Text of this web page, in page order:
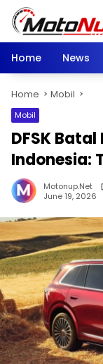
Skip
content
Home
News
Home Mobil
Mobil
DFSK
Indonesia:
Motonup.net
June 19, 2026